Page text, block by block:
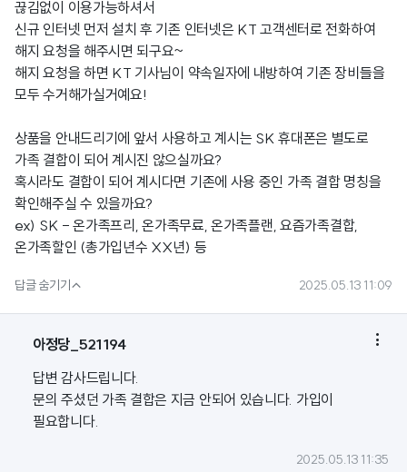
끊김없이 이용가능하셔서
신규 인터넷 먼저 설치 후 기존 인터넷은 KT 고객센터로 전화하여
해지 요청을 해주시면 되구요~
해지 요청을 하면 KT 기사님이 약속일자에 내방하여 기존 장비들을
모두 수거해가실거예요!
상품을 안내드리기에 앞서 사용하고 계시는 SK 휴대폰은 별도로
가족 결합이 되어 계시진 않으실까요?
혹시라도 결합이 되어 계시다면 기존에 사용 중인 가족 결합 명칭을
확인해주실 수 있을까요?
ex) SK - 온가족프리, 온가족무료, 온가족플랜, 요즘가족결합,
온가족할인 (총가입년수 XX년) 등
답글 숨기기 2025.05.13 11:09
아정당_521194 
답변 감사드립니다.
문의 주셨던 가족 결합은 지금 안되어 있습니다. 가입이
필요합니다.
2025.05.13 11:35